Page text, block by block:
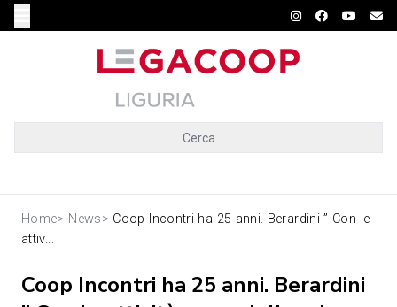
Cerca
Home> News> Coop Incontri ha 25 anni. Berardini ” Con le
attiv...
Coop Incontri ha 25 anni. Berardini